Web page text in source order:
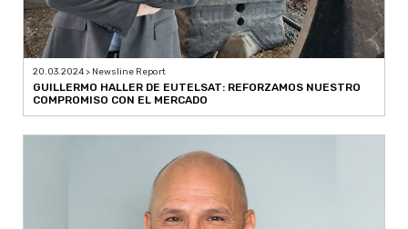
20.03.2024 > Newsline Report
GUILLERMO HALLER DE EUTELSAT: REFORZAMOS NUESTRO
COMPROMISO CON EL MERCADO